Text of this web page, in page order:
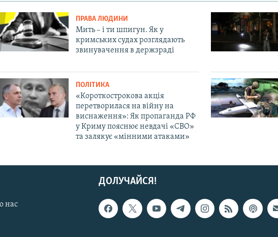
ПРАВА ЛЮДИНИ
Мить – і ти шпигун. Як у
кримських судах розглядають
звинувачення в держзраді
ПОЛІТИКА
«Короткострокова акція
перетворилася на війну на
виснаження»: Як пропаганда РФ
у Криму пояснює невдачі «СВО»
та залякує «мінними атаками»
ДОЛУЧАЙСЯ!
нас